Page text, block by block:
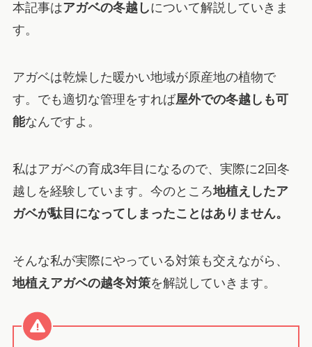
本記事はアガベの冬越しについて解説していきま
す。
アガベは乾燥した暖かい地域が原産地の植物で
す。でも適切な管理をすれば屋外での冬越しも可
能なんですよ。
私はアガベの育成3年目になるので、実際に2回冬
越しを経験しています。今のところ地植えしたア
ガベが駄目になってしまったことはありません。
そんな私が実際にやっている対策も交えながら、
地植えアガベの越冬対策を解説していきます。